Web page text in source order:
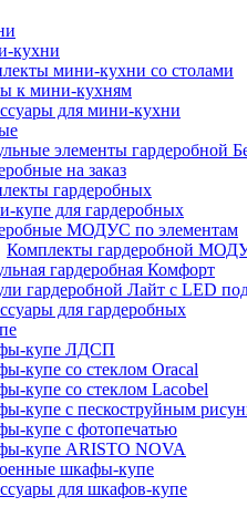
кухни
мини-кухни со столами
к мини-кухням
для мини-кухни
элементы гардеробной
на заказ
гардеробных
купе для гардеробных
МОДУС по элементам
Комплекты гардеробной
гардеробная Комфорт
гардеробной Лайт с LED
для гардеробных
купе ЛДСП
купе со стеклом Oracal
купе со стеклом Lacobel
купе с пескоструйным
купе с фотопечатью
купе ARISTO NOVA
шкафы-купе
для шкафов-купе